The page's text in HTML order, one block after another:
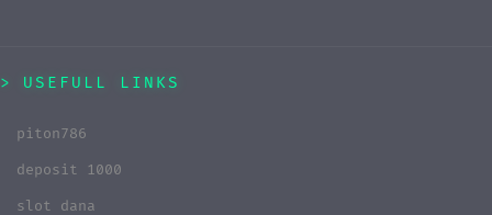
USEFULL LINKS
piton786
deposit 1000
slot dana